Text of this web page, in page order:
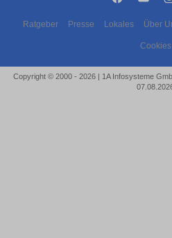
Ratgeber Presse Lokales Über
Cookies
Copyright © 2000 - 2026 | 1A Infosysteme